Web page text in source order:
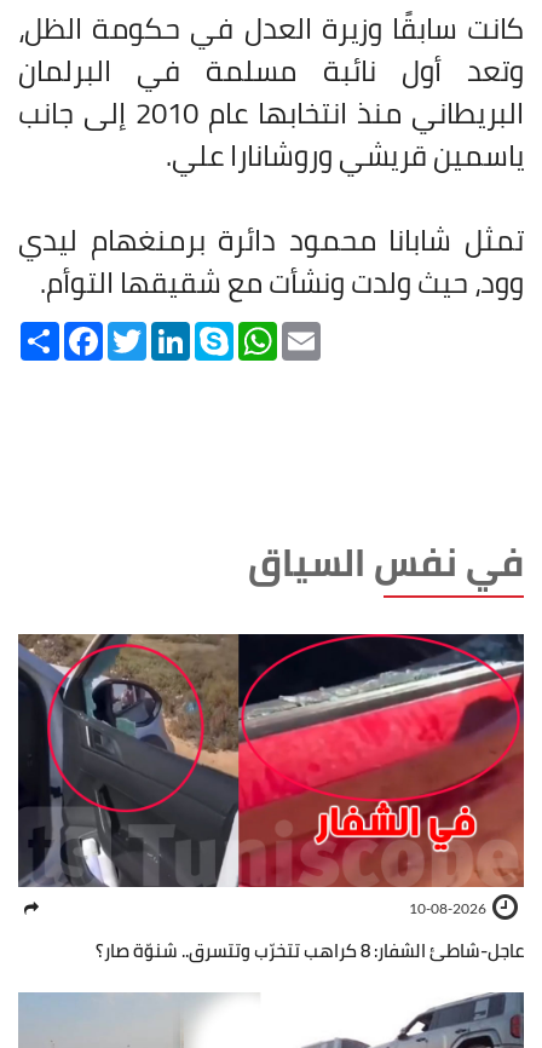
كانت سابقًا وزيرة العدل في حكومة الظل،
وتعد أول نائبة مسلمة في البرلمان
البريطاني منذ انتخابها عام 2010 إلى جانب
ياسمين قريشي وروشانارا علي.
تمثل شابانا محمود دائرة برمنغهام ليدي
وود، حيث ولدت ونشأت مع شقيقها التوأم.
Share FacebookTwitterLinkedInSkype WhatsApp
في نفس السياق
10-08-2026
عاجل-شاطئ الشفار: 8 كراهب تتخرّب وتتسرق.. شنوّة صار؟